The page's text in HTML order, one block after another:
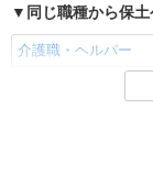
同じ職種から保
介護職・ヘルパー
同じ雇用形態か